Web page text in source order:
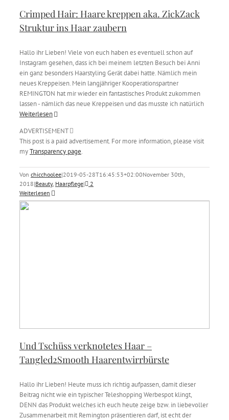
Crimped Hair: Haare kreppen aka. ZickZack
Struktur ins Haar zaubern
Hallo ihr Lieben! Viele von euch haben es eventuell schon auf
Instagram gesehen, dass ich bei meinem letzten Besuch bei Anni
ein ganz besonders Haarstyling Gerät dabei hatte. Nämlich mein
neues Kreppeisen. Mein langjähriger Kooperationspartner
REMINGTON hat mir wieder ein fantastisches Produkt zukommen
lassen - nämlich das neue Kreppeisen und das musste ich natürlich
Weiterlesen
ADVERTISEMENT
This post is a paid advertisement. For more information, please visit
myTransparency page.
Von chicchoolee|2019-05-28T16:45:53+02:00November 30th,
2018|Beauty, Haarpflege|
2
Weiterlesen
Und Tschüss verknotetes Haar –
Tangled2Smooth Haarentwirrbürste
Hallo ihr Lieben! Heute muss ich richtig aufpassen, damit dieser
Beitrag nicht wie ein typischer Teleshopping Werbespot klingt,
DENN das Produkt welches ich euch heute zeige bzw. in liebevoller
Zusammenarbeit mit Remington präsentieren darf, ist echt der